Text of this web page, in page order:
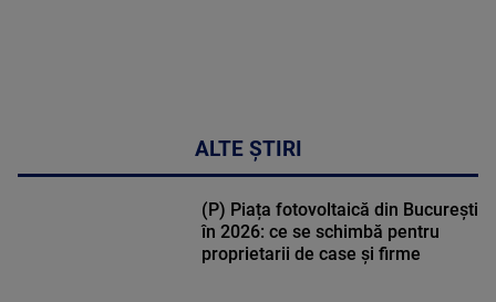
ALTE ȘTIRI
(P) Piața fotovoltaică din București
în 2026: ce se schimbă pentru
proprietarii de case și firme